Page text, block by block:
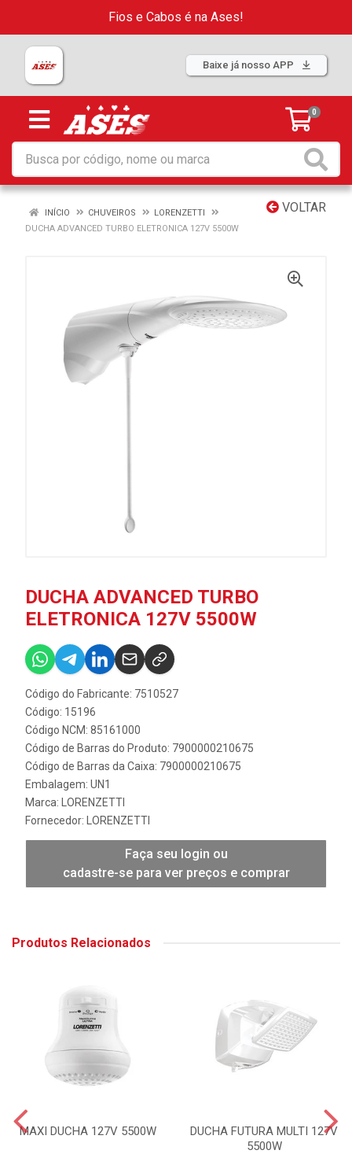
Fios e Cabos é na Ases!
Baixe já nosso APP
0
VOLTAR
INÍCIO CHUVEIROS
LORENZETTI
DUCHA ADVANCED TURBO ELETRONICA 127V 5500W
DUCHA ADVANCED TURBO
ELETRONICA 127V 5500W
Código do Fabricante: 7510527
Código: 15196
Código NCM: 85161000
Código de Barras do Produto: 7900000210675
Código de Barras da Caixa: 7900000210675
Embalagem: UN1
Marca:
LORENZETTI
Fornecedor:
LORENZETTI
Faça seu login ou
cadastre-se para ver preços e comprar
Produtos Relacionados
MAXI DUCHA 127V 5500W
DUCHA FUTURA MULTI 127V
5500W